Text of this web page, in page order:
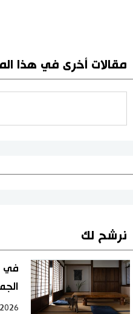
مقالات أخرى في هذا
نرشح لك
في